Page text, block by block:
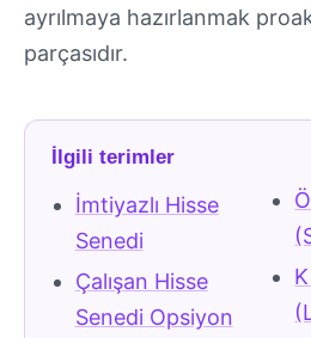
ayrılmaya hazırlanmak
parçasıdır.
İlgili terimler
İmtiyazlı Hisse
Senedi
Çalışan Hisse
Senedi Opsiyon